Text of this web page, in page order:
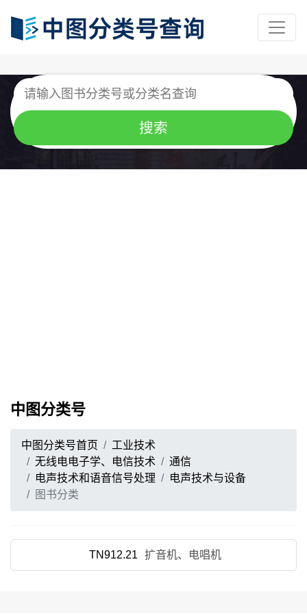
中图分类号
中图分类号首页
工业技术
无线电电子学、电信技术
通信
电声技术和语音信号处理
电声技术与设备
图书分类
TN912.21 扩音机、电唱机